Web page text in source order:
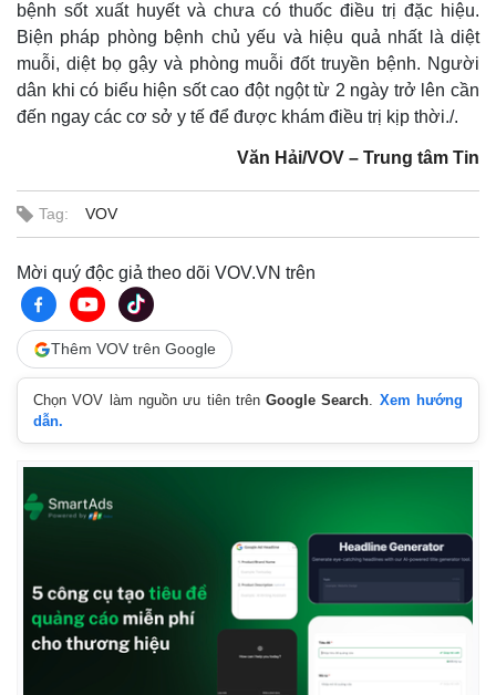
bệnh sốt xuất huyết và chưa có thuốc điều trị đặc hiệu.
Biện pháp phòng bệnh chủ yếu và hiệu quả nhất là diệt
muỗi, diệt bọ gậy và phòng muỗi đốt truyền bệnh. Người
dân khi có biểu hiện sốt cao đột ngột từ 2 ngày trở lên cần
đến ngay các cơ sở y tế để được khám điều trị kịp thời./.
Văn Hải/VOV – Trung tâm Tin
Tag: VOV
Mời quý độc giả theo dõi VOV.VN trên
Thêm VOV trên Google
Chọn VOV làm nguồn ưu tiên trênGoogle Search. Xem hướng
dẫn.